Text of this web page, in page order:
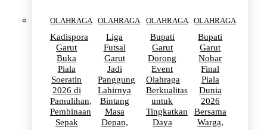
OLAHRAGA
Kadispora
Garut
Buka
Piala
Soeratin
2026 di
Pamulihan,
Pembinaan
Sepak
OLAHRAGA
Liga
Futsal
Garut
Jadi
Panggung
Lahirnya
Bintang
Masa
Depan,
OLAHRAGA
Bupati
Garut
Dorong
Event
Olahraga
Berkualitas
untuk
Tingkatkan
Daya
OLAHRAGA
Bupati
Garut
Nobar
Final
Piala
Dunia
2026
Bersama
Warga,